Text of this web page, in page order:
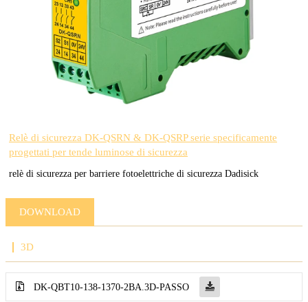
Relè di sicurezza DK-QSRN & DK-QSRP serie specificamente
progettati per tende luminose di sicurezza
relè di sicurezza per barriere fotoelettriche di sicurezza Dadisick
DOWNLOAD
3D
DK-QBT10-138-1370-2BA.3D-PASSO